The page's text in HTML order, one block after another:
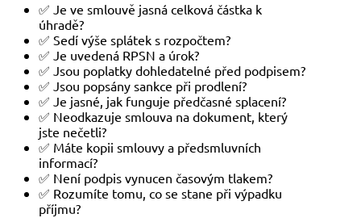
✅ Je ve smlouvě jasná celková částka k
úhradě?
✅ Sedí výše splátek s rozpočtem?
✅ Je uvedená RPSN a úrok?
✅ Jsou poplatky dohledatelné před podpisem?
✅ Jsou popsány sankce při prodlení?
✅ Je jasné, jak funguje předčasné splacení?
✅ Neodkazuje smlouva na dokument, který
jste nečetli?
✅ Máte kopii smlouvy a předsmluvních
informací?
✅ Není podpis vynucen časovým tlakem?
✅ Rozumíte tomu, co se stane při výpadku
příjmu?